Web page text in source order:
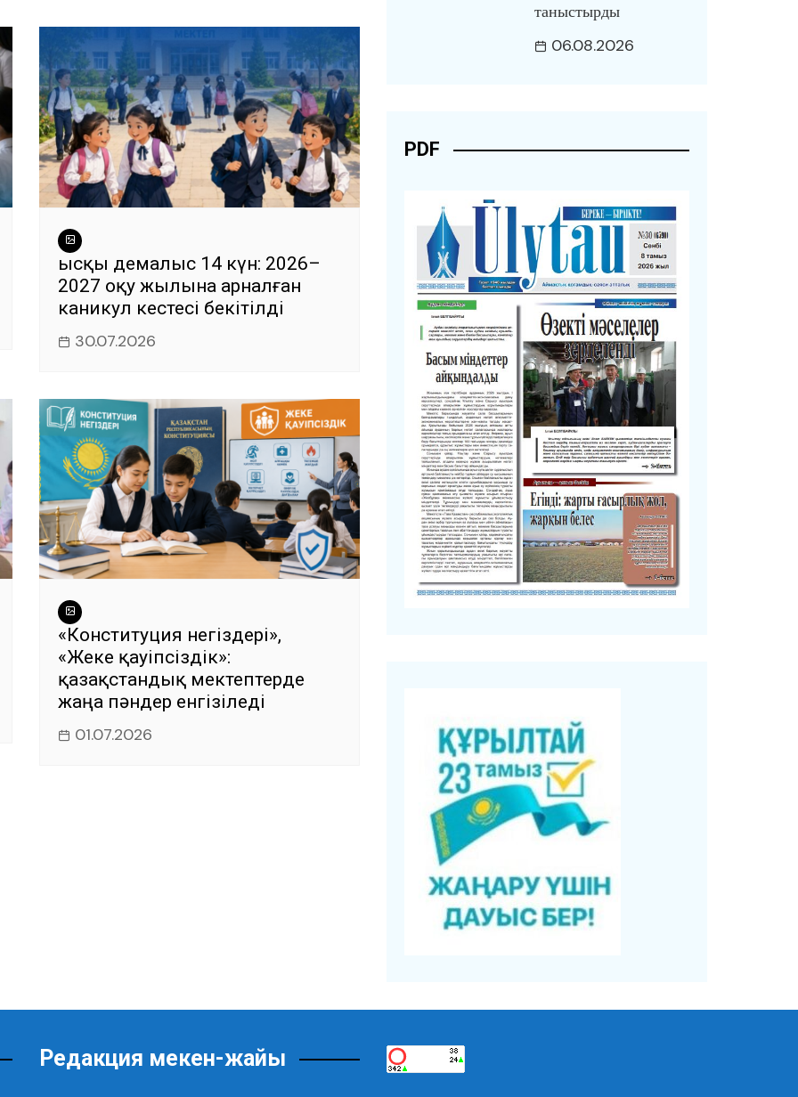
Қысқы демалыс 14 күн: 2026–
2027 оқу жылына арналған
каникул кестесі бекітілді
30.07.2026
«Конституция негіздері»,
«Жеке қауіпсіздік»:
қазақстандық мектептерде
жаңа пәндер енгізіледі
01.07.2026
таныстырды
06.08.2026
PDF
Редакция мекен-жайы